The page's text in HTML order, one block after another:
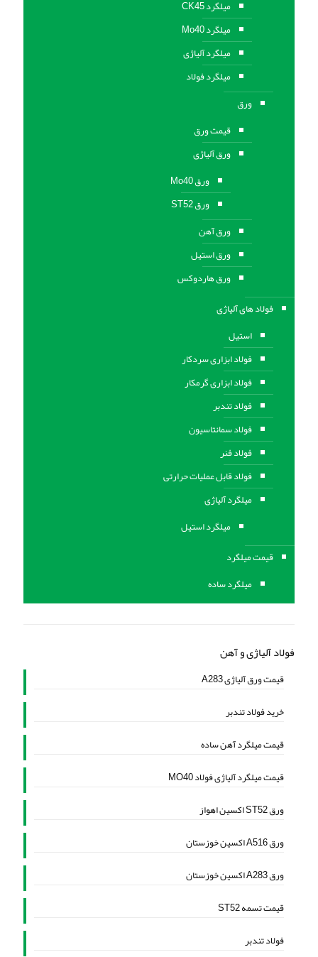
میلگرد CK45
میلگرد Mo40
میلگرد آلیاژی
میلگرد فولاد
ورق
قیمت ورق
ورق آلیاژی
ورق Mo40
ورق ST52
ورق آهن
ورق استيل
ورق هاردوکس
فولاد های آلیاژی
استیل
فولاد ابزاری سردکار
فولاد ابزاری گرمکار
فولاد تندبر
فولاد سمانتاسیون
فولاد فنر
فولاد قابل عملیات حرارتی
ميلگرد آلیاژی
میلگرد استیل
قیمت میلگرد
میلگرد ساده
فولاد آلیاژی و آهن
قیمت ورق آلیاژی A283
خرید فولاد تندبر
قیمت میلگرد آهن ساده
قیمت میلگرد آلیاژی فولاد MO40
ورق ST52 اکسین اهواز
ورق A516 اکسین خوزستان
ورق A283 اکسین خوزستان
قیمت تسمه ST52
فولاد تندبر